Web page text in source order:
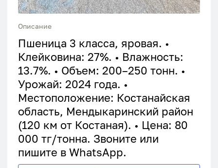
Описание
Пшеница 3 класса, яровая. •
Клейковина: 27%. • Влажность:
13.7%. • Объем: 200–250 тонн. •
Урожай: 2024 года. •
Местоположение: Костанайская
область, Мендыкаринский район
(120 км от Костаная). • Цена: 80
000 тг/тонна. Звоните или
пишите в WhatsApp.